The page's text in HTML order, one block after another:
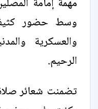
مهمة إمامة
وسط حضور كثيف
والعسكرية
الرحيم.
تضمنت شعائر